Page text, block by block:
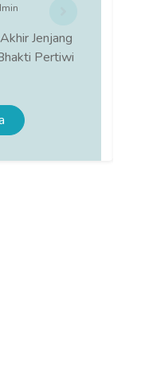
Pertiwi